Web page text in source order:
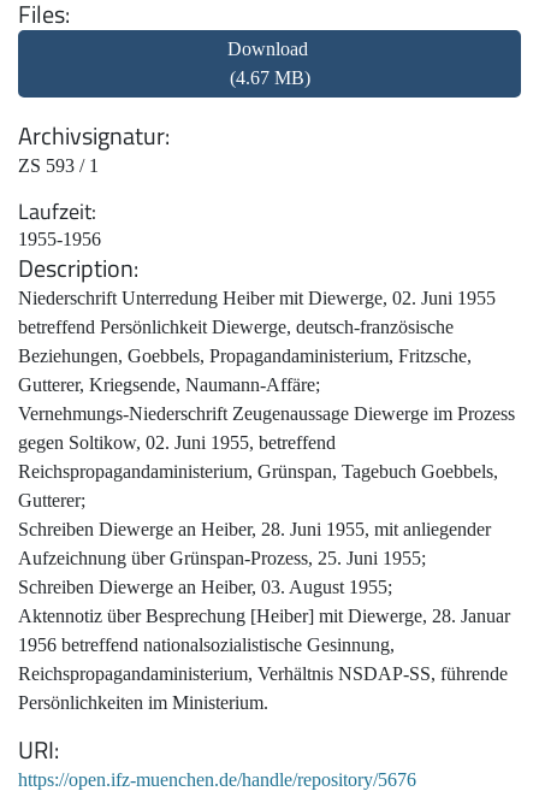
Files
Download
(4.67 MB)
Archivsignatur
ZS 593 / 1
Laufzeit
1955-1956
Description
Niederschrift Unterredung Heiber mit Diewerge, 02. Juni 1955
betreffend Persönlichkeit Diewerge, deutsch-französische
Beziehungen, Goebbels, Propagandaministerium, Fritzsche,
Gutterer, Kriegsende, Naumann-Affäre;
Vernehmungs-Niederschrift Zeugenaussage Diewerge im Prozess
gegen Soltikow, 02. Juni 1955, betreffend
Reichspropagandaministerium, Grünspan, Tagebuch Goebbels,
Gutterer;
Schreiben Diewerge an Heiber, 28. Juni 1955, mit anliegender
Aufzeichnung über Grünspan-Prozess, 25. Juni 1955;
Schreiben Diewerge an Heiber, 03. August 1955;
Aktennotiz über Besprechung [Heiber] mit Diewerge, 28. Januar
1956 betreffend nationalsozialistische Gesinnung,
Reichspropagandaministerium, Verhältnis NSDAP-SS, führende
Persönlichkeiten im Ministerium.
URI
https://open.ifz-muenchen.de/handle/repository/5676